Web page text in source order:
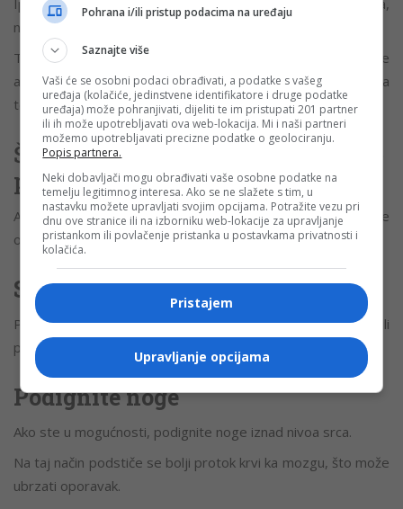
Ipak, vježbanje treba izbjegavati u najtoplijem dijelu dana,
naročito između 11 i 17 časova.
Takođe je važno da se organizam postepeno zagrije prije
aktivnosti i da se nakon vježbanja nadoknadi izgubljena
tečnost.
Šta uraditi kada vam naglo padne
pritisak?
Ako osjetite iznenadnu vrtoglavicu ili slabost, reagujte
odmah.
Sjedite ili lezite
Prvi korak jeste da sjednete ili legnete kako biste spriječili
pad i eventualne povrede.
Podignite noge
Ako ste u mogućnosti, podignite noge iznad nivoa srca.
Na taj način podstiče se bolji protok krvi ka mozgu, što može
ubrzati oporavak.
Pohrana i/ili pristup podacima na uređaju
Saznajte više
Vaši će se osobni podaci obrađivati, a podatke s vašeg
uređaja (kolačiće, jedinstvene identifikatore i druge podatke
uređaja) može pohranjivati, dijeliti te im pristupati 201 partner
ili ih može upotrebljavati ova web-lokacija. Mi i naši partneri
možemo upotrebljavati precizne podatke o geolociranju.
Popis partnera.
Neki dobavljači mogu obrađivati vaše osobne podatke na
temelju legitimnog interesa. Ako se ne slažete s tim, u
nastavku možete upravljati svojim opcijama. Potražite vezu pri
dnu ove stranice ili na izborniku web-lokacije za upravljanje
pristankom ili povlačenje pristanka u postavkama privatnosti i
kolačića.
Pristajem
Upravljanje opcijama